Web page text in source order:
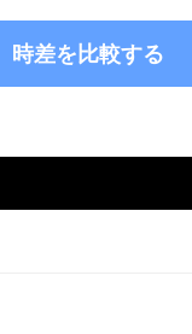
時差を比較する